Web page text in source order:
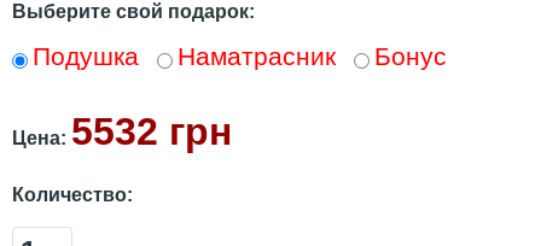
Выберите свой подарок:
Подушка Наматрасник Бонус
Цена: 5532 грн
Количество: